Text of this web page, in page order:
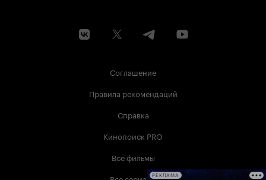
Соглашение
Правила рекомендаций
Справка
Кинопоиск PRO
Все фильмы
РЕКЛАМА